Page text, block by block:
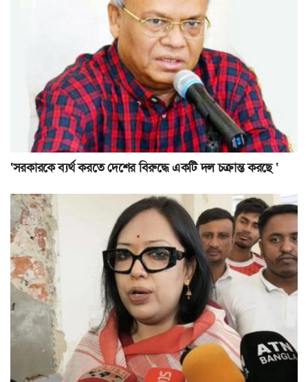
‘সরকারকে ব্যর্থ করতে দেশের বিরুদ্ধে একটি দল চক্রান্ত করছে ‘